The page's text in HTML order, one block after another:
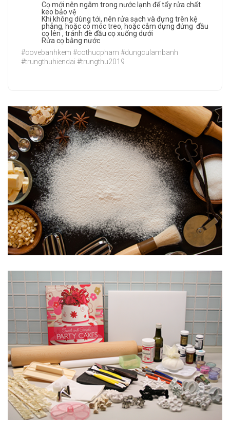
Cọ mới nên ngâm trong nước lạnh để tẩy rửa chất
keo bảo vệ
Khi không dùng tới, nên rửa sạch và đựng trên kệ
phẳng, hoặc có móc treo, hoặc cắm dựng đứng đầu
cọ lên , tránh đè đầu cọ xuống dưới
Rửa cọ bằng nước
#covebanhkem #cothucpham #dungculambanh
#trungthuhiendai #trungthu2019